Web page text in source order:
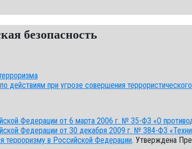
безопасность
действиям при угрозе совершения
Федерации от 6 марта 2006 г. № 35-ФЗ «О
Федерации от 30 декабря 2009 г. № 384-ФЗ
терроризму в Российской Федерации. Утверждена